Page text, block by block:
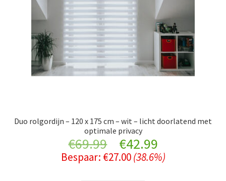
Duo rolgordijn – 120 x 175 cm – wit – licht doorlatend met
optimale privacy
€69.99
Original
price
€42.99Current
price
Bespaar: €27.00 (38.6%)